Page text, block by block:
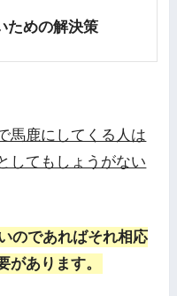
ための解決策
馬鹿にしてくる人は
してもしょうがない
のであればそれ相応
があります。